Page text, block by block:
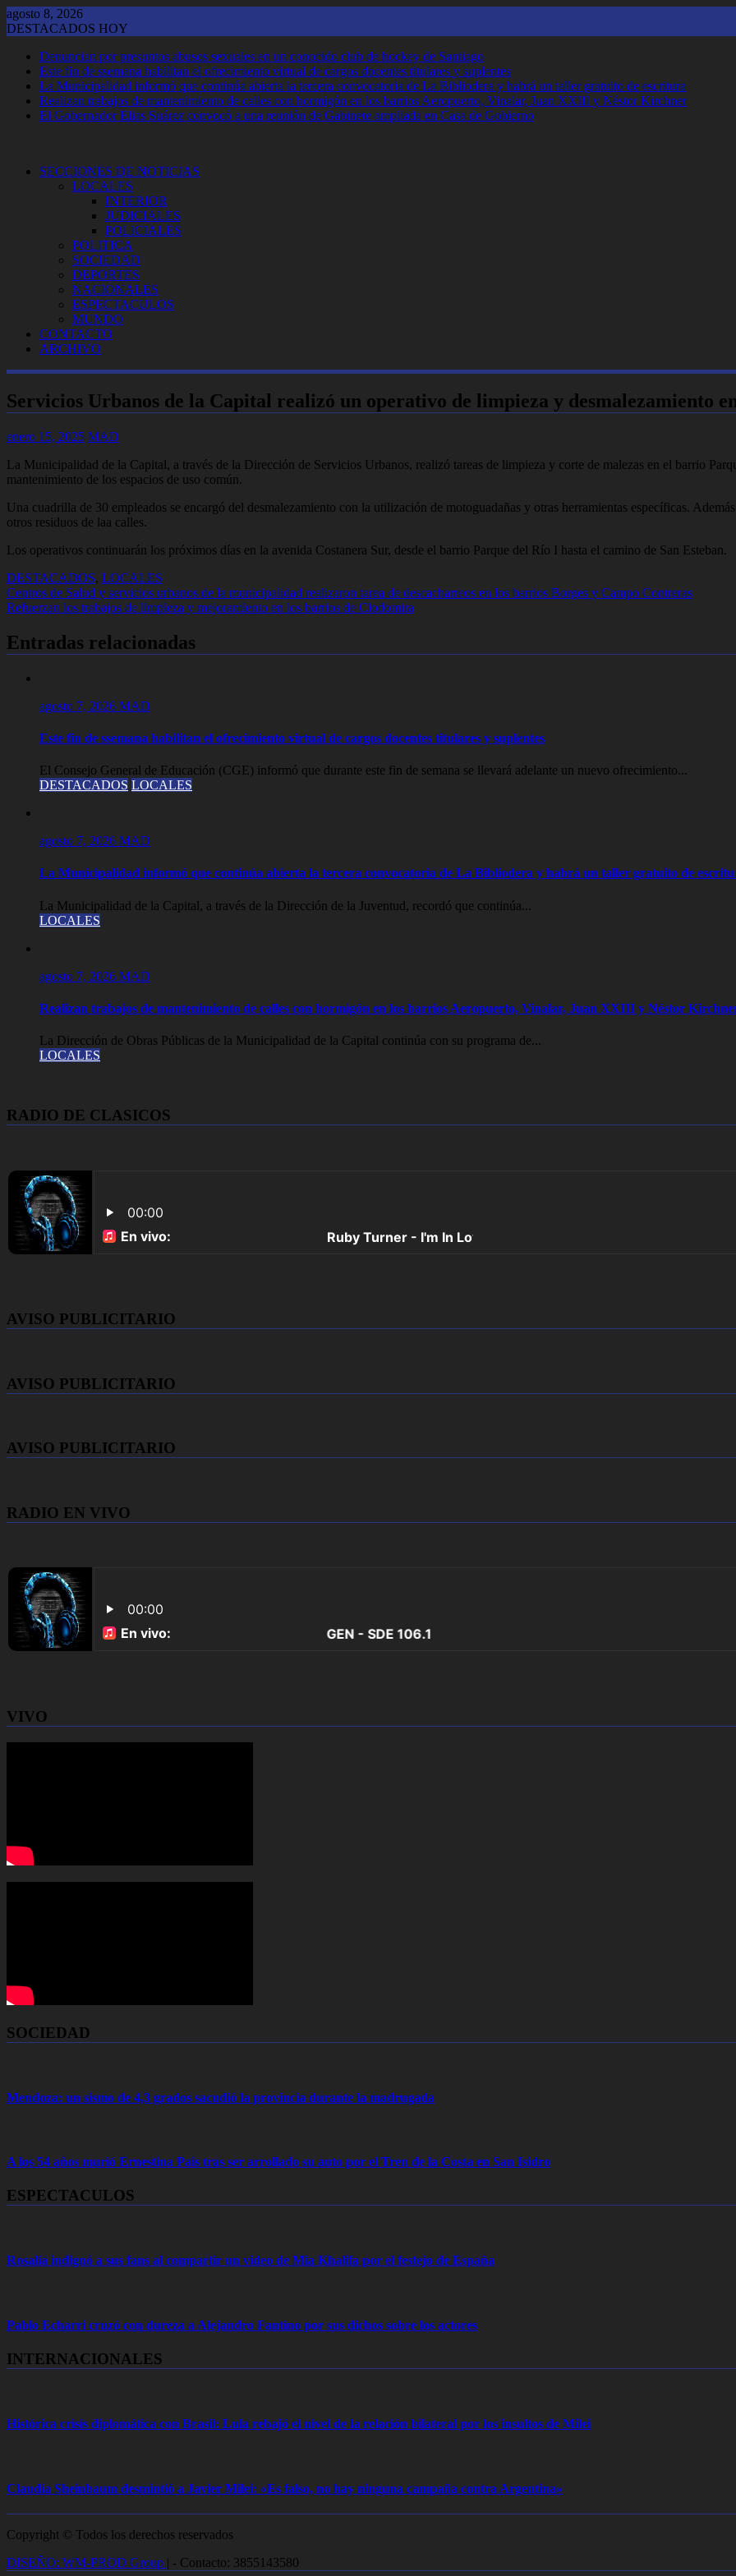
Saltar
al
agosto 8, 2026
DESTACADOS HOY
Denuncian por presuntos abusos sexuales en un conocido club de hockey de Santiago
Este fin de ssemana habilitan el ofrecimiento virtual de cargos docentes titulares y suplentes
La Municipalidad informó que continúa abierta la tercera convocatoria de La Bibliodera y habrá un taller gratuito de escritura
Realizan trabajos de mantenimiento de calles con hormigón en los barrios Aeropuerto, Vinalar, Juan XXIII y Néstor Kirchner
El Gobernador Elias Suárez convocó a una reunión de Gabinete ampliada en Casa de Gobierno
SECCIONES DE NOTICIAS
LOCALES
INTERIOR
JUDICIALES
POLICIALES
POLITICA
SOCIEDAD
DEPORTES
NACIONALES
ESPECTACULOS
MUNDO
CONTACTO
ARCHIVO
Servicios Urbanos de la Capital realizó un operativo de limpieza y desmalezamiento
enero 15, 2025 MAD
La Municipalidad de la Capital, a través de la Dirección de Servicios Urbanos, realizó tareas de limpieza y corte de malezas en el barrio
mantenimiento de los espacios de uso común.
Una cuadrilla de 30 empleados se encargó del desmalezamiento con la utilización de motoguadañas y otras herramientas específicas.
otros residuos de laa calles.
Los operativos continuarán los próximos días en la avenida Costanera Sur, desde el barrio Parque del Río I hasta el camino de San Esteban.
DESTACADOS, LOCALES
Navegación
de
entradas
Centros de Salud y servicios urbanos de la municipalidad realizaron tarea de descacharreos en los barrios Borges y Campo Contreras
Refuerzan los trabajos de limpieza y mejoramiento en los barrios de Clodomira
Entradas relacionadas
agosto 7, 2026 MAD
Este fin de ssemana habilitan el ofrecimiento virtual de cargos docentes titulares y suplentes
El Consejo General de Educación (CGE) informó que durante este fin de semana se llevará adelante un nuevo ofrecimiento...
DESTACADOS LOCALES
agosto 7, 2026 MAD
La Municipalidad informó que continúa abierta la tercera convocatoria de La Bibliodera y habrá un taller gratuito de
La Municipalidad de la Capital, a través de la Dirección de la Juventud, recordó que continúa...
LOCALES
agosto 7, 2026 MAD
Realizan trabajos de mantenimiento de calles con hormigón en los barrios Aeropuerto, Vinalar, Juan XXIII y Néstor
La Dirección de Obras Públicas de la Municipalidad de la Capital continúa con su programa de...
LOCALES
RADIO DE CLASICOS
AVISO PUBLICITARIO
AVISO PUBLICITARIO
AVISO PUBLICITARIO
RADIO EN VIVO
VIVO
SOCIEDAD
Mendoza: un sismo de 4,3 grados sacudió la provincia durante la madrugada
A los 54 años murió Ernestina Pais tras ser arrollado su auto por el Tren de la Costa en San Isidro
ESPECTACULOS
Rosalía indignó a sus fans al compartir un video de Mia Khalifa por el festejo de España
Pablo Echarri cruzó con dureza a Alejandro Fantino por sus dichos sobre los actores
INTERNACIONALES
Histórica crisis diplomática con Brasil: Lula rebajó el nivel de la relación bilateral por los insultos de Milei
Claudia Sheinbaum desmintió a Javier Milei: «Es falso, no hay ninguna campaña contra Argentina»
Copyright © Todos los derechos reservados
DISEÑO: WM-PROD Group | - Contacto: 3855143580